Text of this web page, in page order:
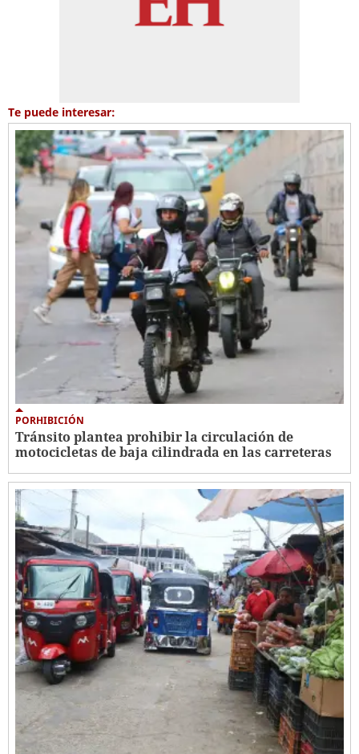
Te puede interesar:
PORHIBICIÓN
Tránsito plantea prohibir la circulación de
motocicletas de baja cilindrada en las carreteras